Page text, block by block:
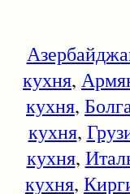
кухня,
кухня,
кухня,
кухня,
кухня,